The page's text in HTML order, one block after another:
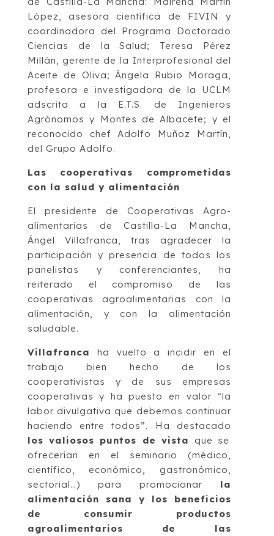
López, asesora científica de FIVIN y
coordinadora del Programa Doctorado
Ciencias de la Salud; Teresa Pérez
Millán, gerente de la Interprofesional del
Aceite de Oliva; Ángela Rubio Moraga,
profesora e investigadora de la UCLM
adscrita a la E.T.S. de Ingenieros
Agrónomos y Montes de Albacete; y el
reconocido chef Adolfo Muñoz Martín,
del Grupo Adolfo.
Las cooperativas comprometidas
con la salud y alimentación
El presidente de Cooperativas Agro-
alimentarias de Castilla-La Mancha,
Ángel Villafranca, tras agradecer la
participación y presencia de todos los
panelistas y conferenciantes, ha
reiterado el compromiso de las
cooperativas agroalimentarias con la
alimentación, y con la alimentación
saludable.
Villafranca ha vuelto a incidir en el
trabajo bien hecho de los
cooperativistas y de sus empresas
cooperativas y ha puesto en valor “la
labor divulgativa que debemos continuar
haciendo entre todos”. Ha destacado
los valiosos puntos de vista
que se
ofrecerían en el seminario (médico,
científico, económico, gastronómico,
sectorial…) para promocionar la
alimentación sana y los beneficios
de consumir productos
agroalimentarios de las